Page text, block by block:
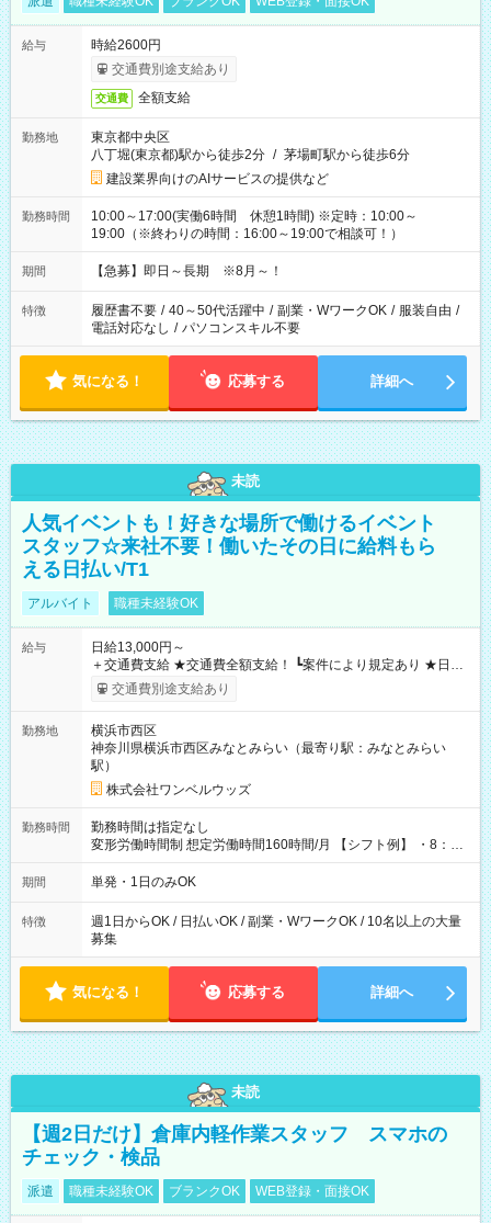
給与
時給2600円
交通費別途支給あり
交通費 全額支給
勤務地
東京都中央区
八丁堀(東京都)駅から徒歩2分 / 茅場町駅から徒歩6分
建設業界向けのAIサービスの提供など
勤務時間
10:00～17:00(実働6時間 休憩1時間) ※定時：10:00～
19:00（※終わりの時間：16:00～19:00で相談可！）
期間 【急募】即日～長期 ※8月～！
特徴 履歴書不要 / 40～50代活躍中 / 副業・WワークOK / 服装自由 /
電話対応なし / パソコンスキル不要
気になる！ 応募する 詳細へ
未読
人気イベントも！好きな場所で働けるイベント
スタッフ☆来社不要！働いたその日に給料もら
える日払い/T1
アルバイト 職種未経験OK
給与
日給13,000円～
＋交通費支給 ★交通費全額支給！ ┗案件により規定あり ★日払
いOK！（規定あり） ┗働いたその日に現金GET♪ お仕事後はコ
ンビニATMから 日払い分を引き落とせます！ 【試用期間】試
交通費別途支給あり
勤務地
横浜市西区
神奈川県横浜市西区みなとみらい（最寄り駅：みなとみらい
駅）
株式会社ワンベルウッズ
勤務時間
勤務時間は指定なし
変形労働時間制 想定労働時間160時間/月 【シフト例】 ・8：00
～21：00
期間 単発・1日のみOK
特徴
週1日からOK / 日払いOK / 副業・WワークOK / 10名以上の大量
募集
気になる！ 応募する 詳細へ
未読
【週2日だけ】倉庫内軽作業スタッフ スマホの
チェック・検品
派遣 職種未経験OK ブランクOK WEB登録・面接OK